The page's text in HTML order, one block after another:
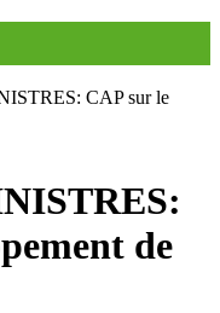
CAP sur le
de